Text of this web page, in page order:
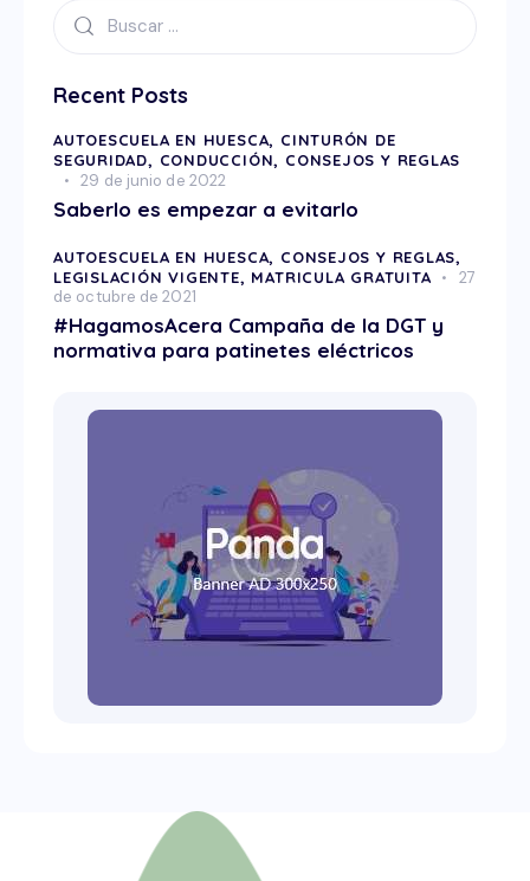
Recent Posts
AUTOESCUELA EN HUESCA, CINTURÓN DE
SEGURIDAD, CONDUCCIÓN, CONSEJOS Y REGLAS
29 de junio de 2022
Saberlo es empezar a evitarlo
AUTOESCUELA EN HUESCA, CONSEJOS Y REGLAS,
LEGISLACIÓN VIGENTE, MATRICULA GRATUITA
27
de octubre de 2021
#HagamosAcera Campaña de la DGT y
normativa para patinetes eléctricos